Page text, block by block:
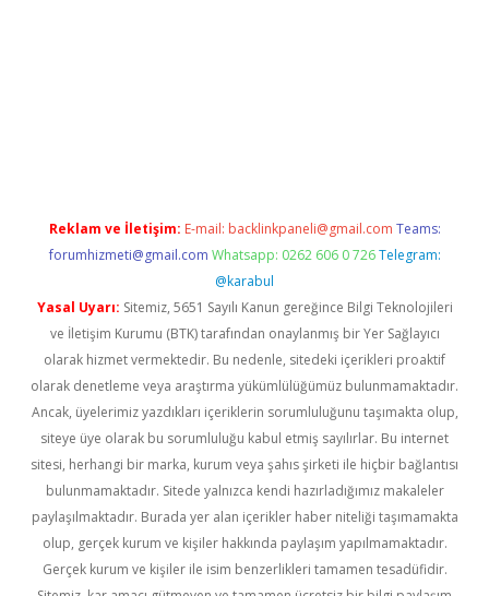
Reklam ve İletişim: E-mail: backlinkpaneli@gmail.com Teams:
forumhizmeti@gmail.com Whatsapp: 0262 606 0 726 Telegram:
@karabul
Yasal Uyarı: Sitemiz, 5651 Sayılı Kanun gereğince Bilgi Teknolojileri
ve İletişim Kurumu (BTK) tarafından onaylanmış bir Yer Sağlayıcı
olarak hizmet vermektedir. Bu nedenle, sitedeki içerikleri proaktif
olarak denetleme veya araştırma yükümlülüğümüz bulunmamaktadır.
Ancak, üyelerimiz yazdıkları içeriklerin sorumluluğunu taşımakta olup,
siteye üye olarak bu sorumluluğu kabul etmiş sayılırlar. Bu internet
sitesi, herhangi bir marka, kurum veya şahıs şirketi ile hiçbir bağlantısı
bulunmamaktadır. Sitede yalnızca kendi hazırladığımız makaleler
paylaşılmaktadır. Burada yer alan içerikler haber niteliği taşımamakta
olup, gerçek kurum ve kişiler hakkında paylaşım yapılmamaktadır.
Gerçek kurum ve kişiler ile isim benzerlikleri tamamen tesadüfidir.